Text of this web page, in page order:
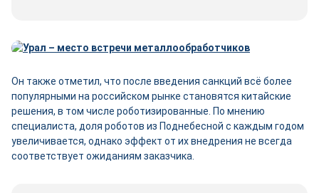
Он также отметил, что после введения санкций всё более
популярными на российском рынке становятся китайские
решения, в том числе роботизированные. По мнению
специалиста, доля роботов из Поднебесной с каждым годом
увеличивается, однако эффект от их внедрения не всегда
соответствует ожиданиям заказчика.